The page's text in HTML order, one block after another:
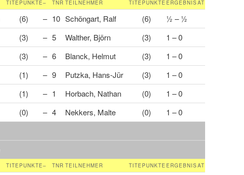
TITE PUNKTE– TNR TEILNEHMER TITE PUNKTE ERGEBNISAT
(6) – 10 Schöngart, Ralf (6)
½ – ½
(3) – 5 Walther, Björn (3)
1 – 0
(3) – 6 Blanck, Helmut (3)
1 – 0
(1) – 9 Putzka, Hans-Jür (3)
1 – 0
(1) – 1 Horbach, Nathan (0)
1 – 0
(0) – 4 Nekkers, Malte (0) 1 – 0
TITE PUNKTE– TNR TEILNEHMER TITE PUNKTE ERGEBNISAT